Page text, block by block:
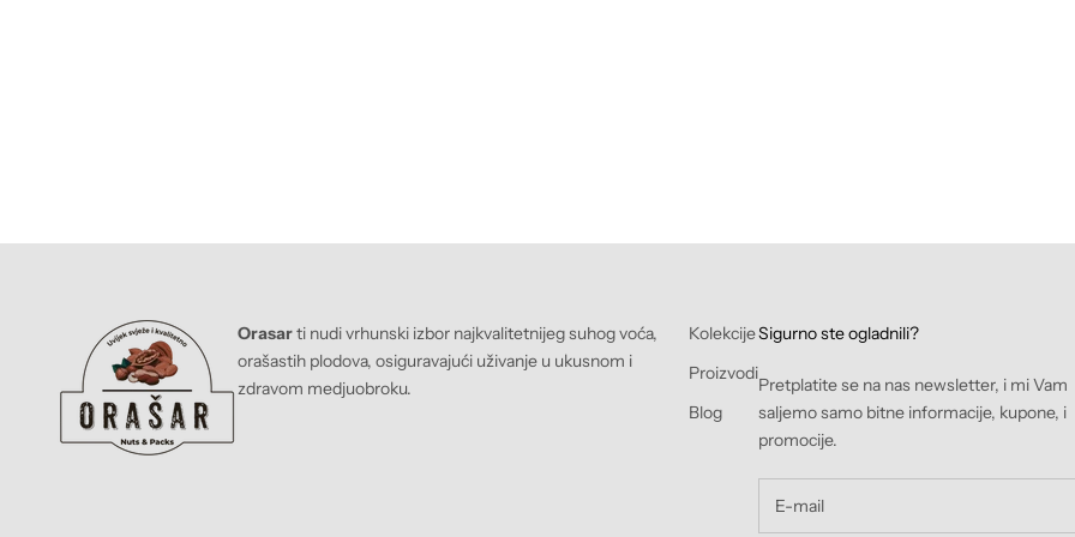
Orasarti nudi vrhunski izbor najkvalitetnijeg suhog voća,
orašastih plodova, osiguravajući uživanje u ukusnom i
zdravom medjuobroku.
Kolekcije
Proizvodi
Blog
Sigurno ste ogladnili?
Pretplatite se na nas newsletter, i mi Vam
saljemo samo bitne informacije, kupone, i
promocije.